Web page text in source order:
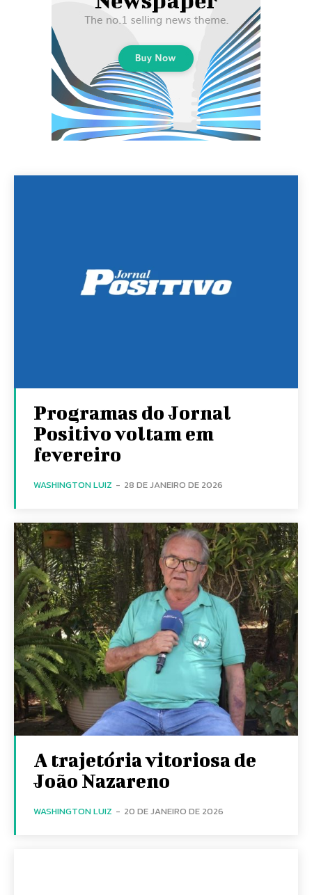
Programas do Jornal
Positivo voltam em
fevereiro
WASHINGTON LUIZ - 28 DE JANEIRO DE 2026
A trajetória vitoriosa de
João Nazareno
WASHINGTON LUIZ - 20 DE JANEIRO DE 2026